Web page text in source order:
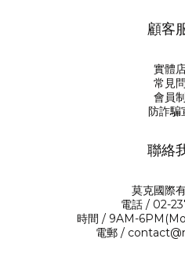
顧客
實體
常見
會員
防詐騙
聯絡
莫克國際
電話 / 02-
時間 / 9AM-
電郵 /